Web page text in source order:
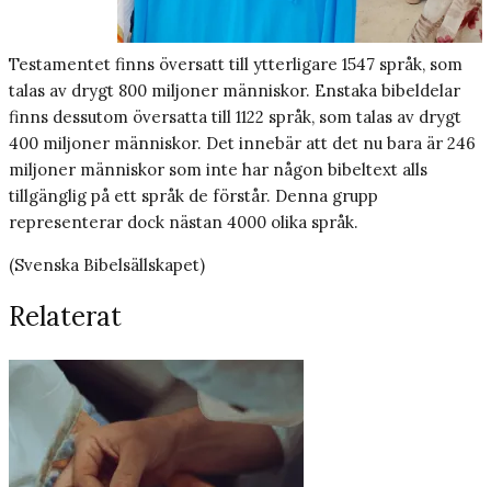
Testamentet finns översatt till ytterligare 1547 språk, som
talas av drygt 800 miljoner människor. Enstaka bibeldelar
finns dessutom översatta till 1122 språk, som talas av drygt
400 miljoner människor. Det innebär att det nu bara är 246
miljoner människor som inte har någon bibeltext alls
tillgänglig på ett språk de förstår. Denna grupp
representerar dock nästan 4000 olika språk.
(Svenska Bibelsällskapet)
Relaterat